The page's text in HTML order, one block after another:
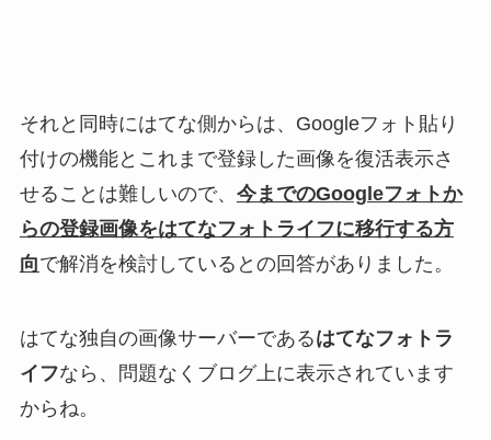
それと同時にはてな側からは、Googleフォト貼り
付けの機能とこれまで登録した画像を復活表示さ
せることは難しいので、 今までのGoogleフォトか
らの登録画像をはてなフォトライフに移行する方
向で解消を検討しているとの回答がありました。
はてな独自の画像サーバーであるはてなフォトラ
イフなら、問題なくブログ上に表示されています
からね。